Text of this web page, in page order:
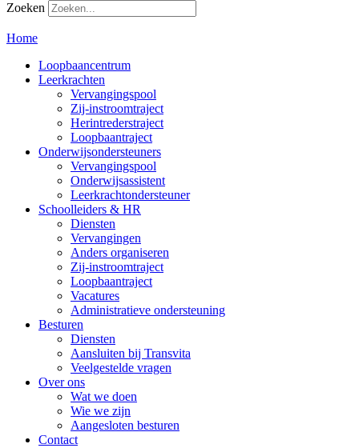
Zoeken
Home
Loopbaancentrum
Leerkrachten
Vervangingspool
Zij-instroomtraject
Herintrederstraject
Loopbaantraject
Onderwijsondersteuners
Vervangingspool
Onderwijsassistent
Leerkrachtondersteuner
Schoolleiders & HR
Diensten
Vervangingen
Anders organiseren
Zij-instroomtraject
Loopbaantraject
Vacatures
Administratieve ondersteuning
Besturen
Diensten
Aansluiten bij Transvita
Veelgestelde vragen
Over ons
Wat we doen
Wie we zijn
Aangesloten besturen
Contact